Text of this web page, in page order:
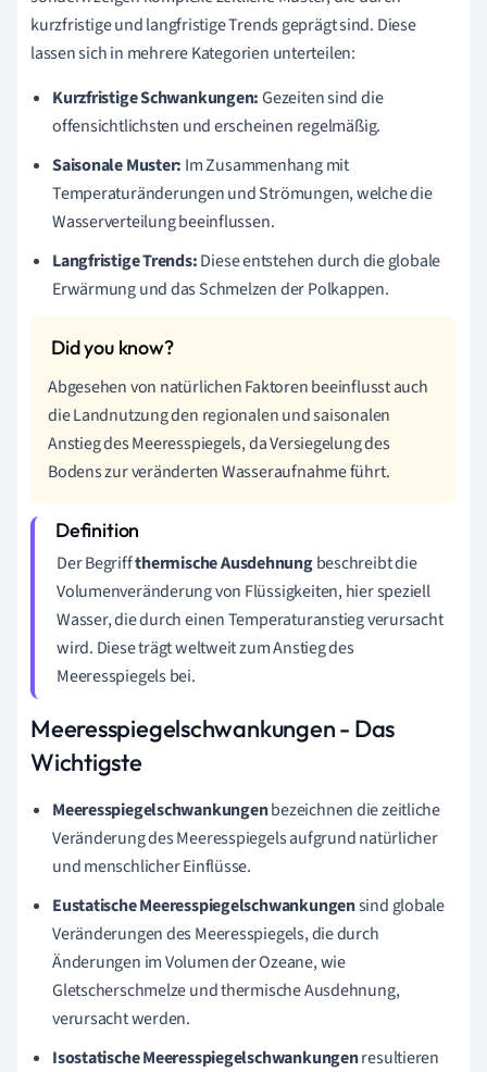
kurzfristige und langfristige Trends geprägt sind. Diese
lassen sich in mehrere Kategorien unterteilen:
Kurzfristige Schwankungen:Gezeiten sind die
offensichtlichsten und erscheinen regelmäßig.
Saisonale Muster: Im Zusammenhang mit
Temperaturänderungen und Strömungen, welche die
Wasserverteilung beeinflussen.
Langfristige Trends:Diese entstehen durch die globale
Erwärmung und das Schmelzen der Polkappen.
Abgesehen von natürlichen Faktoren beeinflusst auch
die Landnutzung den regionalen und saisonalen
Anstieg des Meeresspiegels, da Versiegelung des
Bodens zur veränderten Wasseraufnahme führt.
Der Begriffthermische Ausdehnungbeschreibt die
Volumenveränderung von Flüssigkeiten, hier speziell
Wasser, die durch einen Temperaturanstieg verursacht
wird. Diese trägt weltweit zum Anstieg des
Meeresspiegels bei.
Meeresspiegelschwankungen - Das
Wichtigste
Meeresspiegelschwankungenbezeichnen die zeitliche
Veränderung des Meeresspiegels aufgrund natürlicher
und menschlicher Einflüsse.
Eustatische Meeresspiegelschwankungensind globale
Veränderungen des Meeresspiegels, die durch
Änderungen im Volumen der Ozeane, wie
Gletscherschmelze und thermische Ausdehnung,
verursacht werden.
Isostatische Meeresspiegelschwankungenresultieren